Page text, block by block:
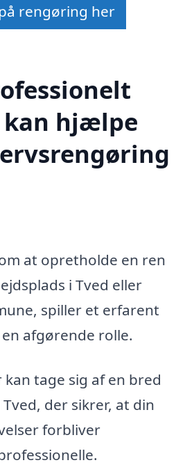
rengøring her
hjælpe
at opretholde en ren
i Tved eller
spiller et erfarent
afgørende rolle.
kan tage sig af en bred
der sikrer, at din
forbliver